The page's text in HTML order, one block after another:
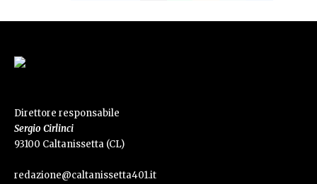
Direttore responsabile
Sergio Cirlinci
93100 Caltanissetta (CL)
redazione@caltanissetta401.it